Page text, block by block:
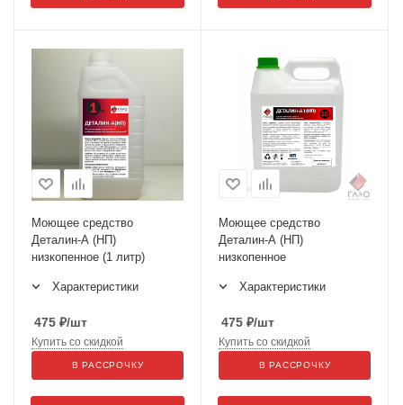
Моющее средство
Деталин-А (НП)
низкопенное (1 литр)
Характеристики
475 ₽/шт
Купить со скидкой
В РАССРОЧКУ
Моющее средство
Деталин-А (НП)
низкопенное
Характеристики
475 ₽/шт
Купить со скидкой
В РАССРОЧКУ